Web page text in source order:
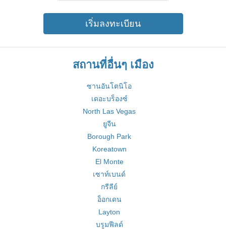
เริ่มลงทะเบียน
สถานที่อื่นๆ เมือง
ซานอันโตนิโอ
เดอะบร็องซ์
North Las Vegas
ยูจีน
Borough Park
Koreatown
El Monte
เซาท์เบนด์
กรีลีย์
อ็อกเดน
Layton
บรูมฟีลด์